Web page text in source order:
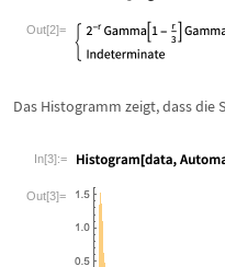
Out[2]=
Das Histogramm zeigt, dass die
In[3]:=
Out[3]=